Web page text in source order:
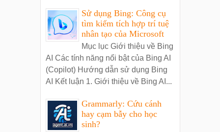
Sử dụng Bing: Công cụ
tìm kiếm tích hợp trí tuệ
nhân tạo của Microsoft
Mục lục Giới thiệu về Bing
AI Các tính năng nổi bật của Bing AI
(Copilot) Hướng dẫn sử dụng Bing
AI Kết luận 1. Giới thiệu về Bing AI...
Grammarly: Cứu cánh
hay cạm bẫy cho học
sinh?